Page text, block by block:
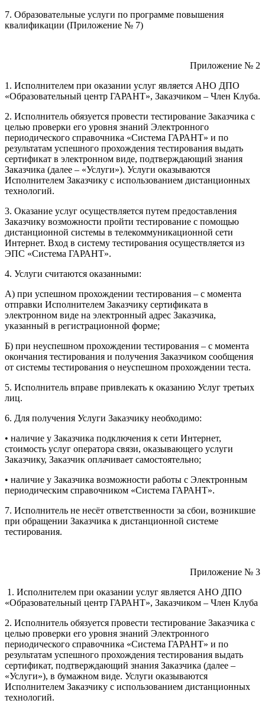
7. Образовательные услуги по программе повышения
квалификации (Приложение № 7)
Приложение № 2
1. Исполнителем при оказании услуг является АНО ДПО
«Образовательный центр ГАРАНТ», Заказчиком – Член Клуба.
2. Исполнитель обязуется провести тестирование Заказчика с
целью проверки его уровня знаний Электронного
периодического справочника «Система ГАРАНТ» и по
результатам успешного прохождения тестирования выдать
сертификат в электронном виде, подтверждающий знания
Заказчика (далее – «Услуги»). Услуги оказываются
Исполнителем Заказчику с использованием дистанционных
технологий.
3. Оказание услуг осуществляется путем предоставления
Заказчику возможности пройти тестирование с помощью
дистанционной системы в телекоммуникационной сети
Интернет. Вход в систему тестирования осуществляется из
ЭПС «Система ГАРАНТ».
4. Услуги считаются оказанными:
А) при успешном прохождении тестирования – с момента
отправки Исполнителем Заказчику сертификата в
электронном виде на электронный адрес Заказчика,
указанный в регистрационной форме;
Б) при неуспешном прохождении тестирования – с момента
окончания тестирования и получения Заказчиком сообщения
от системы тестирования о неуспешном прохождении теста.
5. Исполнитель вправе привлекать к оказанию Услуг третьих
лиц.
6. Для получения Услуги Заказчику необходимо:
• наличие у Заказчика подключения к сети Интернет,
стоимость услуг оператора связи, оказывающего услуги
Заказчику, Заказчик оплачивает самостоятельно;
• наличие у Заказчика возможности работы с Электронным
периодическим справочником «Система ГАРАНТ».
7. Исполнитель не несёт ответственности за сбои, возникшие
при обращении Заказчика к дистанционной системе
тестирования.
Приложение № 3
1. Исполнителем при оказании услуг является АНО ДПО
«Образовательный центр ГАРАНТ», Заказчиком – Член Клуба
2. Исполнитель обязуется провести тестирование Заказчика с
целью проверки его уровня знаний Электронного
периодического справочника «Система ГАРАНТ» и по
результатам успешного прохождения тестирования выдать
сертификат, подтверждающий знания Заказчика (далее –
«Услуги»), в бумажном виде. Услуги оказываются
Исполнителем Заказчику с использованием дистанционных
технологий.